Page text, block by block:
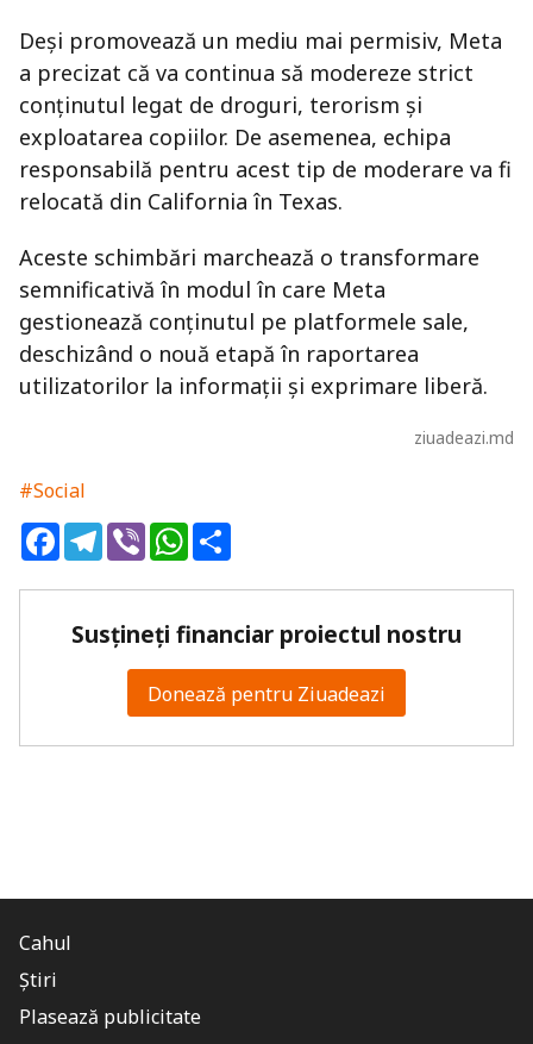
Deși promovează un mediu mai permisiv, Meta
a precizat că va continua să modereze strict
conținutul legat de droguri, terorism și
exploatarea copiilor. De asemenea, echipa
responsabilă pentru acest tip de moderare va fi
relocată din California în Texas.
Aceste schimbări marchează o transformare
semnificativă în modul în care Meta
gestionează conținutul pe platformele sale,
deschizând o nouă etapă în raportarea
utilizatorilor la informații și exprimare liberă.
ziuadeazi.md
#Social
FacebookTelegram
ViberWhatsApp
Susțineți financiar proiectul nostru
Donează pentru Ziuadeazi
Cahul
Știri
Plasează publicitate